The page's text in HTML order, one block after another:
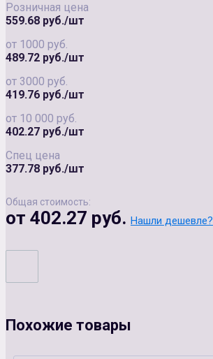
Розничная цена
559.68 руб./шт
от 1000 руб.
489.72 руб./шт
от 3000 руб.
419.76 руб./шт
от 10 000 руб.
402.27 руб./шт
Спец цена
377.78 руб./шт
Общая стоимость:
от 402.27 руб. Нашли дешевле?
Похожие товары